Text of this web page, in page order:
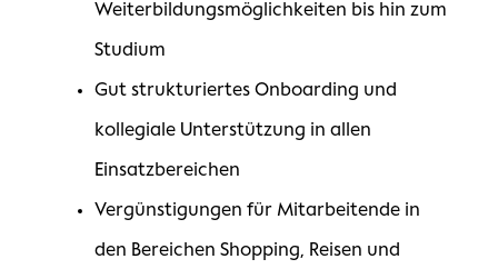
Weiterbildungsmöglichkeiten bis hin zum
Studium
Gut strukturiertes Onboarding und
kollegiale Unterstützung in allen
Einsatzbereichen
Vergünstigungen für Mitarbeitende in
den Bereichen Shopping, Reisen und